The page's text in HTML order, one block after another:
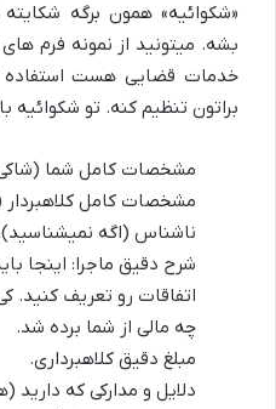
«شکوائیه» همون برگه
بشه. میتونید از نمونه فرم های
خدمات قضایی هست استفاده
براتون تنظیم کنه. تو شکوائیه
مشخصات کامل شما
مشخصات کامل
ناشناس (اگه
شرح دقیق ماجرا: اینجا
اتفاقات رو تعریف کنید.
چه مالی از شما برده شد.
مبلغ دقیق کلاهبرداری.
دلایل و مدارکی که دارید